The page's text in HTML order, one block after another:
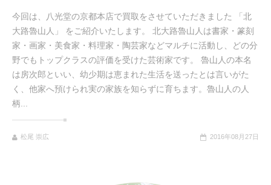
今回は、八光堂の京都本店で買取をさせていただきました 「北
大路魯山人」 をご紹介いたします。 北大路魯山人は書家・篆刻
家・画家・美食家・料理家・陶芸家などマルチに活動し、どの分
野でもトップクラスの評価を受けた芸術家です。 魯山人の本名
は房次郎といい、幼少期は恵まれた生活を送ったとは言いがた
く、他家へ預けられ実の家族を知らずに育ちます。魯山人の人
柄...
松尾 崇広 2016年08月27日